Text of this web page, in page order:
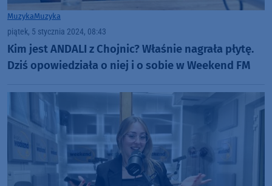
MuzykaMuzyka
piątek, 5 stycznia 2024, 08:43
Kim jest ANDALI z Chojnic? Właśnie nagrała płytę.
Dziś opowiedziała o niej i o sobie w Weekend FM